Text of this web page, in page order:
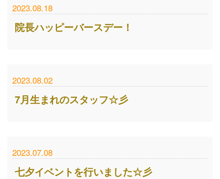
2023.08.18
院長ハッピーバースデー！
2023.08.02
7月生まれのスタッフ☆彡
2023.07.08
七夕イベントを行いました☆彡